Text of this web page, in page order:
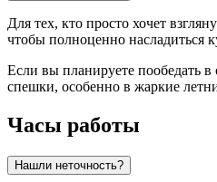
Для тех, кто просто хочет
чтобы полноценно насладиться
Если вы планируете пообедать
спешки, особенно в жаркие
Часы работы
Нашли неточность?